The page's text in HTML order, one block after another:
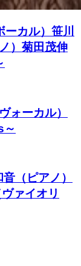
カル）笹川
）菊田茂伸
ォーカル）
～
（ピアノ）
ァイオリ